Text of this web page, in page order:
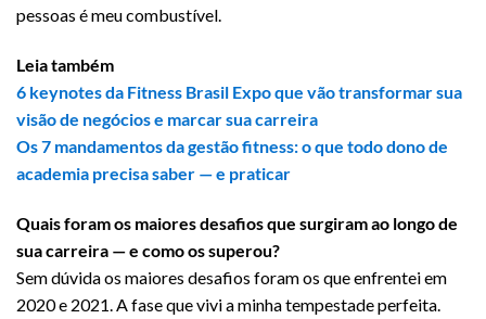
pessoas é meu combustível.
Leia também
6 keynotes da Fitness Brasil Expo que vão transformar sua
visão de negócios e marcar sua carreira
Os 7 mandamentos da gestão fitness: o que todo dono de
academia precisa saber — e praticar
Quais foram os maiores desafios que surgiram ao longo de
sua carreira — e como os superou?
Sem dúvida os maiores desafios foram os que enfrentei em
2020 e 2021. A fase que vivi a minha tempestade perfeita.